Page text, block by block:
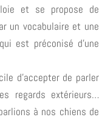
et se propose de
un vocabulaire et une
est préconisé d’une
d’accepter de parler
regards extérieurs…
à nos chiens de